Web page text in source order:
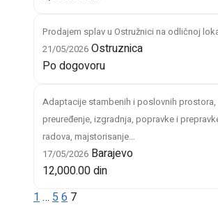
Prodajem splav u Ostružnici na odličnoj
21/05/2026 Ostruznica
Po dogovoru
Adaptacije stambenih i poslovnih prostora,
preuređenje, izgradnja, popravke i
radova, majstorisanje…
17/05/2026 Barajevo
12,000.00 din
1… 56 7